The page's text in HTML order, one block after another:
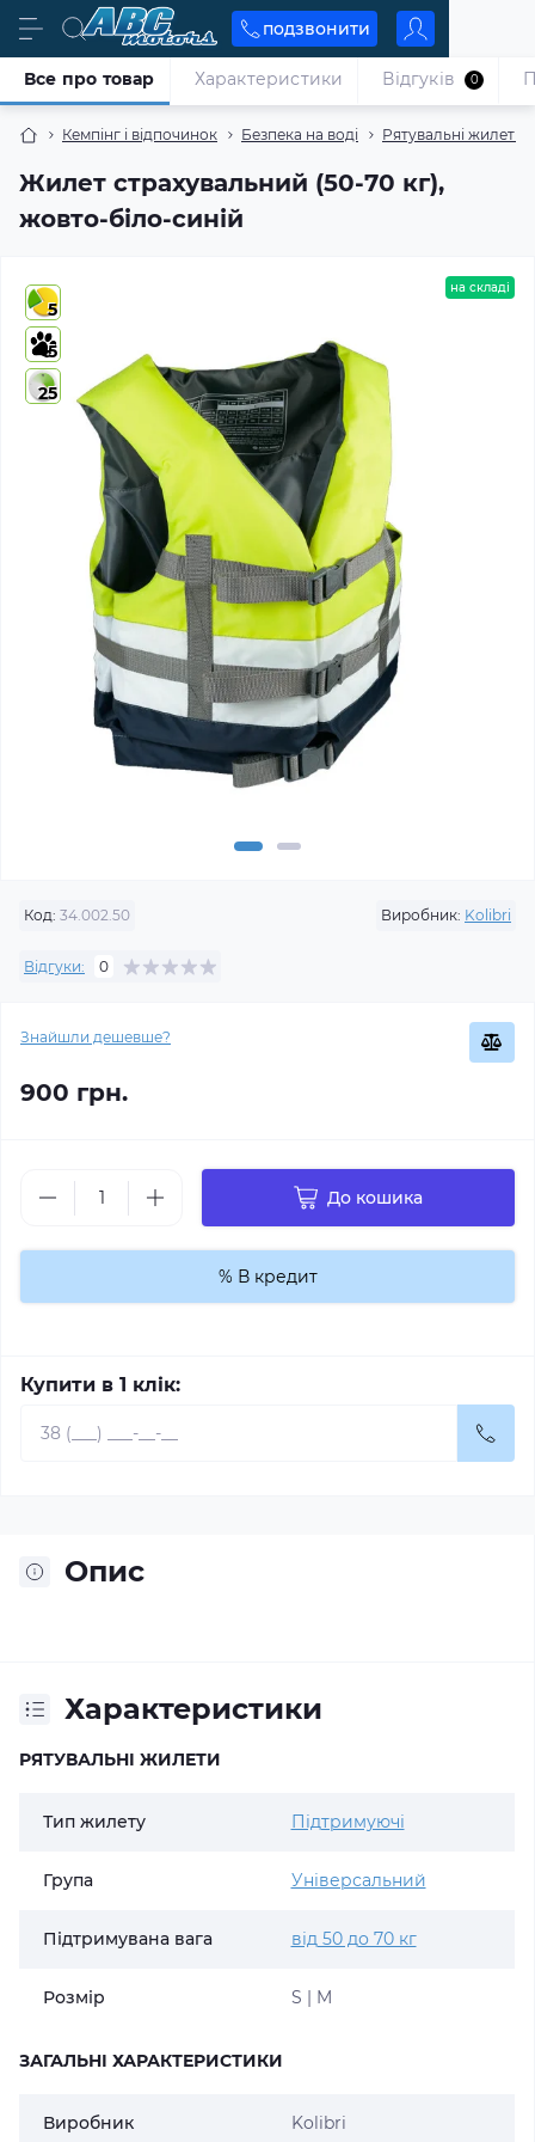
подзвонити
Кемпінг і відпочинок Безпека на воді Рятувальні жилети
Жилет страхувальний (50-70 кг),
жовто-біло-синій
Все про товар Характеристики Відгуків 0
5
5
25
на складі
Код: 34.002.50 Виробник: Kolibri
Відгуки: 0
Знайшли дешевше?
900 грн.
До кошика
% В кредит
Купити в 1 клік:
Опис
Характеристики
РЯТУВАЛЬНІ ЖИЛЕТИ
Тип жилету Підтримуючі
Група Універсальний
Підтримувана вага від 50 до 70 кг
Розмір S | M
ЗАГАЛЬНІ ХАРАКТЕРИСТИКИ
Виробник Kolibri